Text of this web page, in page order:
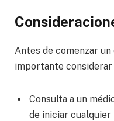
Antes de comenzar
importante
Consulta a un
de iniciar